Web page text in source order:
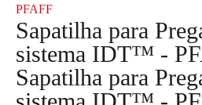
PFAFF
Sapatilha para
sistema IDT™ -
Sapatilha para